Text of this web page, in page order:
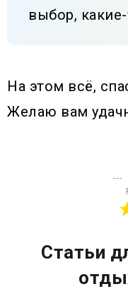
выбор,
На этом всё,
Желаю вам
Статьи